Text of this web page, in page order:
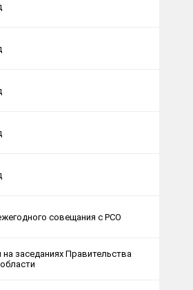
совещания с РСО
заседаниях Правительства